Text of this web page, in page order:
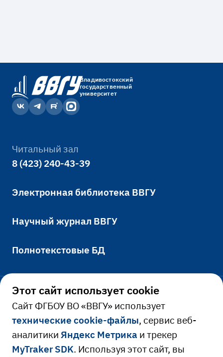
Владивостокский
государственный
университет
Читальный зал
8 (423) 240-43-39
Электронная библиотека ВВГУ
Научный журнал ВВГУ
Полнотекстовые БД
Официально
Сведения об образовательной
организации
Ресурсы и сервисы
Этот сайт использует cookie
Cайт ФГБОУ ВО «ВВГУ» использует
технические cookie-файлы, сервис веб-
аналитикиЯндекс Метрика и трекер
MyTraker SDK. Используя этот сайт, вы